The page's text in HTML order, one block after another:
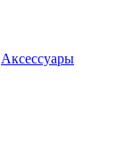
Аксессуары